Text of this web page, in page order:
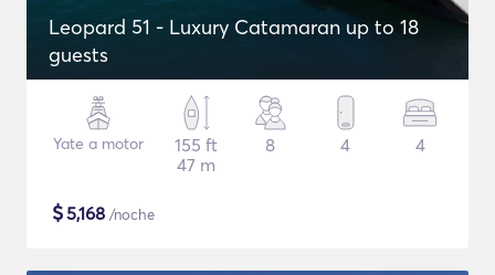
Leopard 51 - Luxury Catamaran up to 18
guests
Yate a motor
155 ft
47 m
8 4 4
$5,168 /noche